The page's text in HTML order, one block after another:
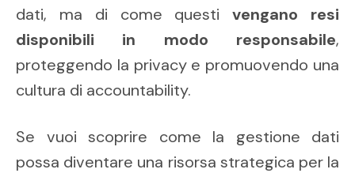
dati, ma di come questivengano resi
disponibili in modo responsabile,
proteggendo la privacy e promuovendo una
cultura di accountability.
Se vuoi scoprire come la gestione dati
possa diventare una risorsa strategica per la